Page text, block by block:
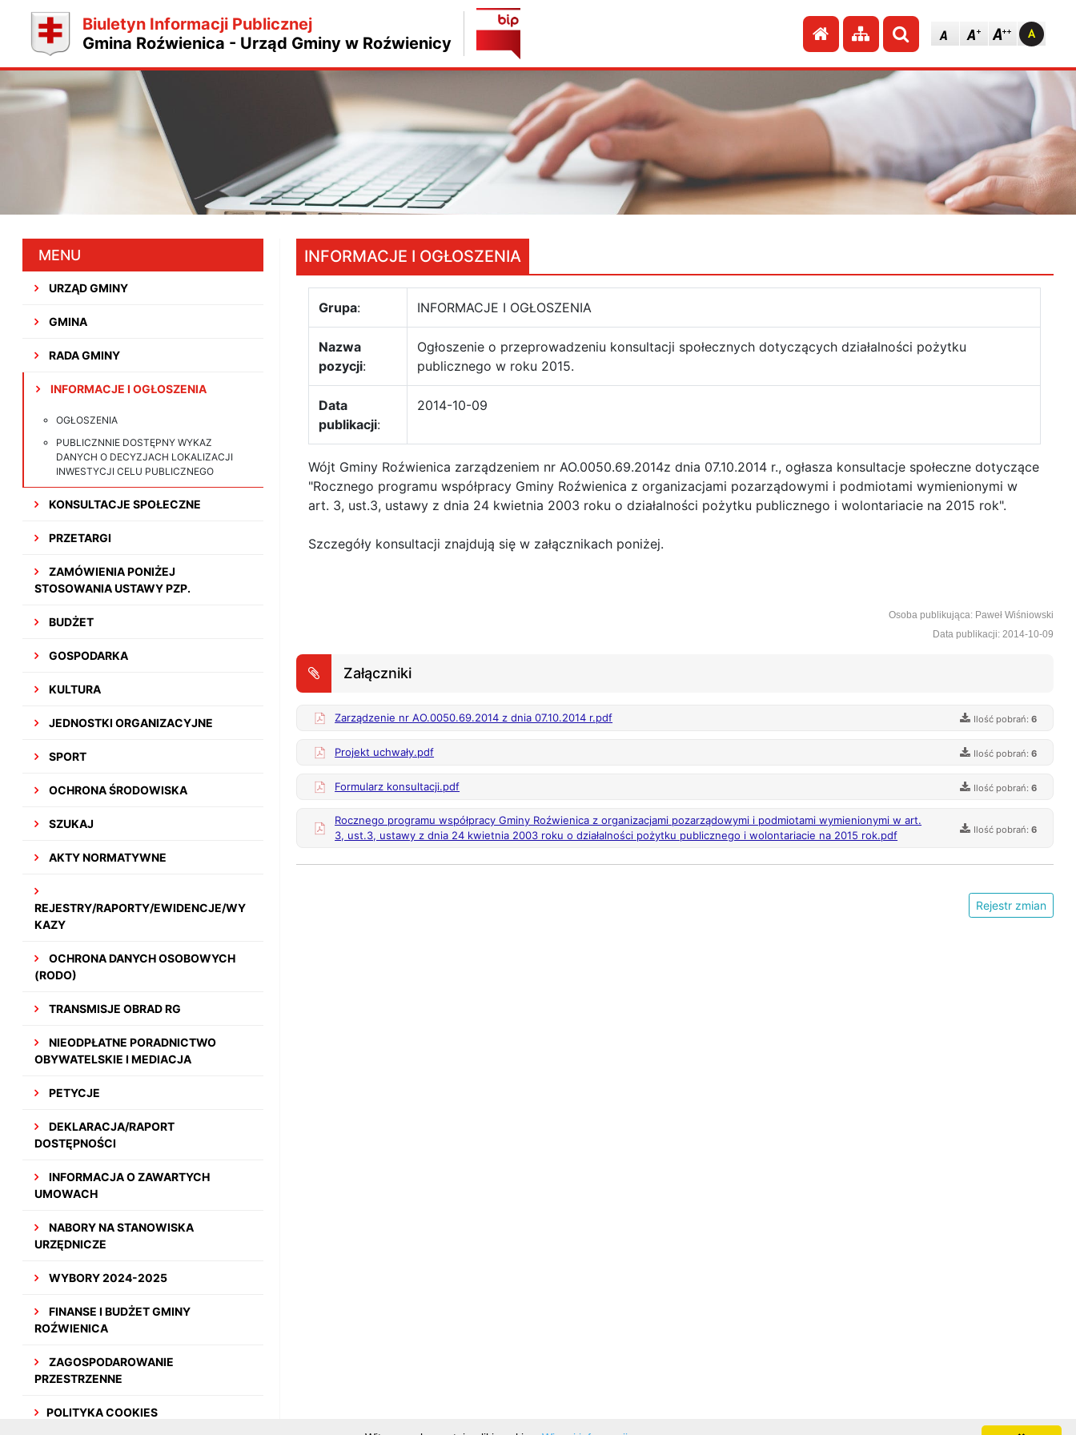
Biuletyn Informacji Publicznej
Gmina Roźwienica - Urząd Gminy w Roźwienicy
Przejdź do strony głównej
Przejdź do mapy strony
Szukaj
MENU
URZĄD GMINY
GMINA
RADA GMINY
INFORMACJE I OGŁOSZENIA
OGŁOSZENIA
PUBLICZNNIE DOSTĘPNY WYKAZ
DANYCH O DECYZJACH LOKALIZACJI
INWESTYCJI CELU PUBLICZNEGO
KONSULTACJE SPOŁECZNE
PRZETARGI
ZAMÓWIENIA PONIŻEJ
STOSOWANIA USTAWY PZP.
BUDŻET
GOSPODARKA
KULTURA
JEDNOSTKI ORGANIZACYJNE
SPORT
OCHRONA ŚRODOWISKA
SZUKAJ
AKTY NORMATYWNE
REJESTRY/RAPORTY/EWIDENCJE/WY
KAZY
OCHRONA DANYCH OSOBOWYCH
(RODO)
TRANSMISJE OBRAD RG
NIEODPŁATNE PORADNICTWO
OBYWATELSKIE I MEDIACJA
PETYCJE
DEKLARACJA/RAPORT
DOSTĘPNOŚCI
INFORMACJA O ZAWARTYCH
UMOWACH
NABORY NA STANOWISKA
URZĘDNICZE
WYBORY 2024-2025
FINANSE I BUDŻET GMINY
ROŹWIENICA
ZAGOSPODAROWANIE
PRZESTRZENNE
POLITYKA COOKIES
INFORMACJE I OGŁOSZENIA
Grupa: INFORMACJE I OGŁOSZENIA
Nazwa
pozycji:
Ogłoszenie o przeprowadzeniu konsultacji społecznych dotyczących działalności pożytku
publicznego w roku 2015.
Data
publikacji:
2014-10-09
Wójt Gminy Roźwienica zarządzeniem nr AO.0050.69.2014z dnia 07.10.2014 r., ogłasza konsultacje społeczne dotyczące
"Rocznego programu współpracy Gminy Roźwienica z organizacjami pozarządowymi i podmiotami wymienionymi w
art. 3, ust.3, ustawy z dnia 24 kwietnia 2003 roku o działalności pożytku publicznego i wolontariacie na 2015 rok".
Szczegóły konsultacji znajdują się w załącznikach poniżej.
Osoba publikująca: Paweł Wiśniowski
Data publikacji: 2014-10-09
Załączniki
Zarządzenie nr AO.0050.69.2014 z dnia 07.10.2014 r.pdf Ilość pobrań: 6
Projekt uchwały.pdf Ilość pobrań: 6
Formularz konsultacji.pdf Ilość pobrań: 6
Rocznego programu współpracy Gminy Roźwienica z organizacjami pozarządowymi i podmiotami wymienionymi w art.
3, ust.3, ustawy z dnia 24 kwietnia 2003 roku o działalności pożytku publicznego i wolontariacie na 2015 rok.pdf
Ilość pobrań: 6
Rejestr zmian